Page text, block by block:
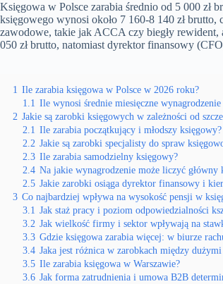
Księgowa w Polsce zarabia średnio od 5 000 zł
księgowego wynosi około 7 160-8 140 zł
zawodowe, takie jak ACCA czy biegły rewident,
050 zł brutto, natomiast dyrektor finansowy
1 Ile zarabia księgowa w Polsce w 2026 roku?
1.1 Ile wynosi średnie miesięczne
2 Jakie są zarobki księgowych w zależności od
2.1 Ile zarabia początkujący i młodszy księgowy?
2.2 Jakie są zarobki specjalisty do spraw
2.3 Ile zarabia samodzielny księgowy?
2.4 Na jakie wynagrodzenie może liczyć główny
2.5 Jakie zarobki osiąga dyrektor finansowy i
3 Co najbardziej wpływa na wysokość pensji w
3.1 Jak staż pracy i poziom odpowiedzialności
3.2 Jak wielkość firmy i sektor wpływają na
3.3 Gdzie księgowa zarabia więcej: w biurze
3.4 Jaka jest różnica w zarobkach między
3.5 Ile zarabia księgowa w Warszawie?
3.6 Jak forma zatrudnienia i umowa B2B